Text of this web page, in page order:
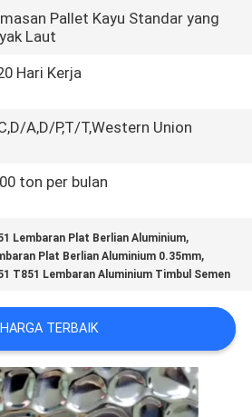
Pallet Kayu Standar yang
Laut
Hari Kerja
A,D/P,T/T,Western Union
ton per bulan
Lembaran Plat Berlian Aluminium,
Plat Berlian Aluminium 0.35mm,
T851 Lembaran Aluminium Timbul Semen
HARGA TERBAIK